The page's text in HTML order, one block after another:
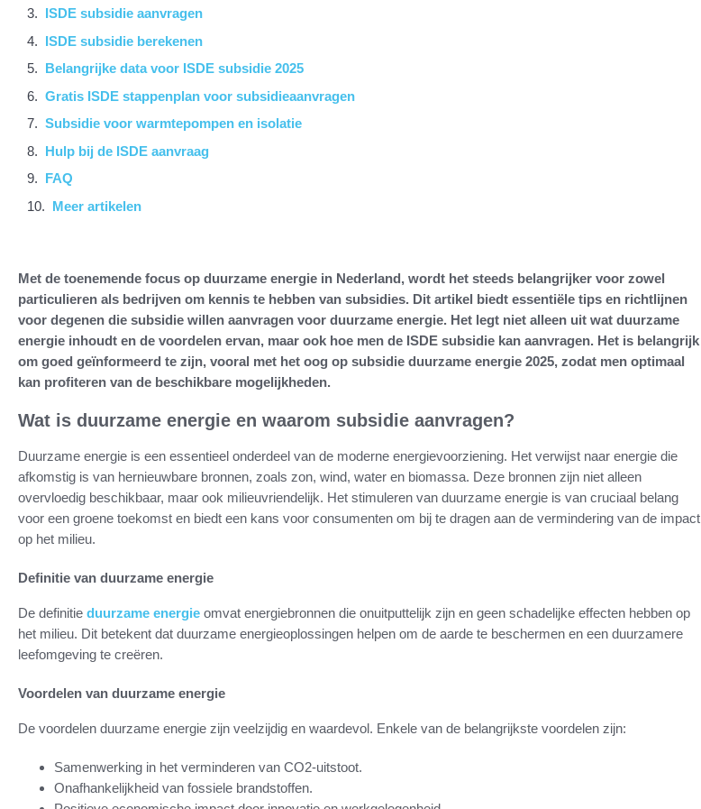
ISDE subsidie aanvragen
ISDE subsidie berekenen
Belangrijke data voor ISDE subsidie 2025
Gratis ISDE stappenplan voor subsidieaanvragen
Subsidie voor warmtepompen en isolatie
Hulp bij de ISDE aanvraag
FAQ
Meer artikelen
Met de toenemende focus op duurzame energie in Nederland, wordt het steeds belangrijker voor zowel
particulieren als bedrijven om kennis te hebben van subsidies. Dit artikel biedt essentiële tips en richtlijnen
voor degenen die subsidie willen aanvragen voor duurzame energie. Het legt niet alleen uit wat duurzame
energie inhoudt en de voordelen ervan, maar ook hoe men de ISDE subsidie kan aanvragen. Het is belangrijk
om goed geïnformeerd te zijn, vooral met het oog op subsidie duurzame energie 2025, zodat men optimaal
kan profiteren van de beschikbare mogelijkheden.
Wat is duurzame energie en waarom subsidie aanvragen?
Duurzame energie is een essentieel onderdeel van de moderne energievoorziening. Het verwijst naar energie die
afkomstig is van hernieuwbare bronnen, zoals zon, wind, water en biomassa. Deze bronnen zijn niet alleen
overvloedig beschikbaar, maar ook milieuvriendelijk. Het stimuleren van duurzame energie is van cruciaal belang
voor een groene toekomst en biedt een kans voor consumenten om bij te dragen aan de vermindering van de impact
op het milieu.
Definitie van duurzame energie
De definitie duurzame energie omvat energiebronnen die onuitputtelijk zijn en geen schadelijke effecten hebben op
het milieu. Dit betekent dat duurzame energieoplossingen helpen om de aarde te beschermen en een duurzamere
leefomgeving te creëren.
Voordelen van duurzame energie
De voordelen duurzame energie zijn veelzijdig en waardevol. Enkele van de belangrijkste voordelen zijn:
Samenwerking in het verminderen van CO2-uitstoot.
Onafhankelijkheid van fossiele brandstoffen.